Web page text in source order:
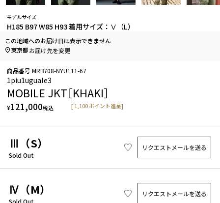
モデルサイズ
H185 B97 W85 H93 着用サイズ：Ⅴ（L）
1piu1uguale3
MOBILE JKT［KHAKI］
¥121,000税込 [ 1,100 ポイント進呈]
商品番号 MRB708-NYU111-67
Ⅲ（S）
Sold Out
リクエストメールを送る
Ⅳ（M） リクエストメールを送る
この地域へのお届け日は表示できません
東京都お届け先を変更